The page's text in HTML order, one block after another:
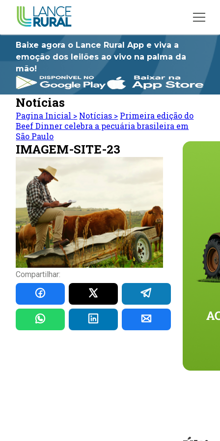
Baixe agora o Lance Rural App e viva a
emoção dos leilões ao vivo na palma da
mão!
Notícias
Pagina Inicial > Notícias > Primeira edição do
Beef Dinner celebra a pecuária brasileira em
São Paulo
IMAGEM-SITE-23
Compartilhar: